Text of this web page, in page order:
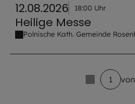
12.08.2026 18:00 Uhr
Heilige Messe
Polnische Kath. Gemeinde
1